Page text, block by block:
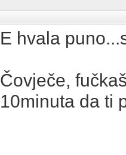
E hvala
Čovječe,
10minuta da ti